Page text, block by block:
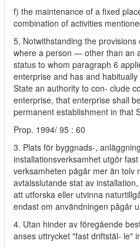
f) the maintenance of a fixed
combination of activities
5, Notwithstanding the
where a person — other than an
status to whom paragraph 6
enterprise and has and
State an authority to con- clude
enterprise, that enterprise shall
permanent establishment in that
Prop. 1994/ 95 : 60
3. Plats för byggnads-,
installationsverksamhet utgör
verksamheten pågår mer än tolv
avtalsslutande stat av
att utforska eller utvinna
endast om användningen pågår
4. Utan hinder av föregående
anses uttrycket "fast driftstäl- le"